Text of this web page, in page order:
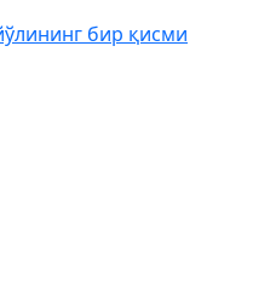
бир қисми